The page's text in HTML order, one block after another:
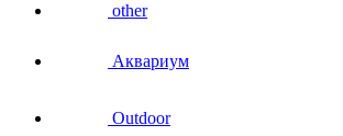
other
Аквариум
Outdoor